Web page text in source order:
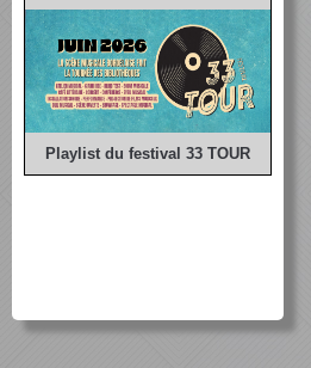
Playlist du festival 33 TOUR